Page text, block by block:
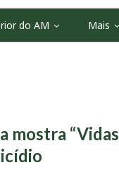
do AM Mais
mostra “Vidas